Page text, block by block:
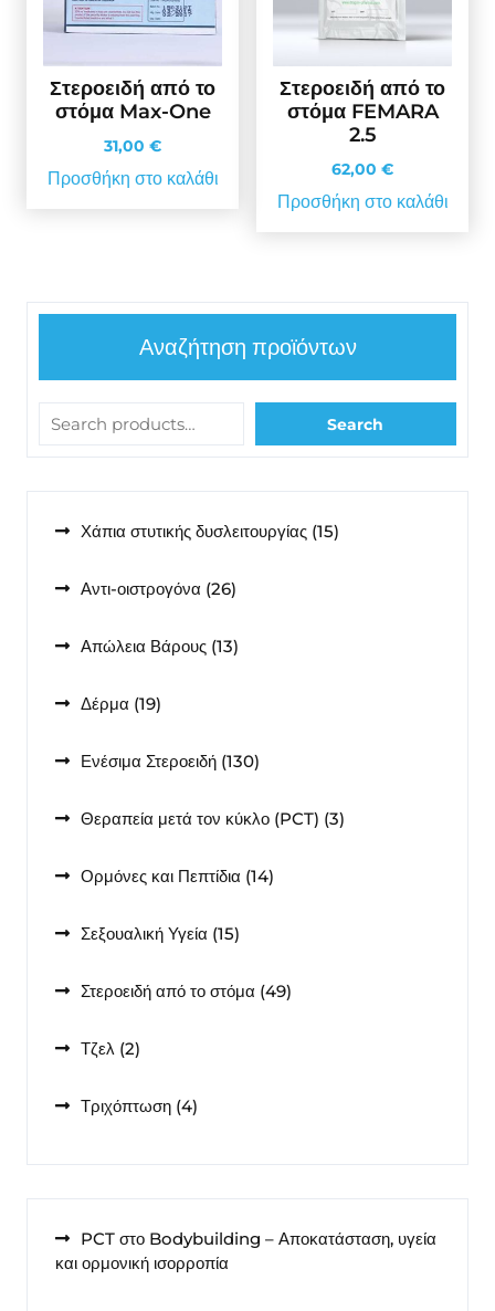
Στεροειδή από το
στόμα Max-One
31,00 €
Προσθήκη στο καλάθι
Στεροειδή από το
στόμα FEMARA
2.5
62,00 €
Προσθήκη στο καλάθι
Αναζήτηση προϊόντων
Search
Χάπια στυτικής δυσλειτουργίας 1515
Αντι-οιστρογόνα 2626
Απώλεια Βάρους 1313
Δέρμα 1919
Ενέσιμα Στεροειδή 130130
Θεραπεία μετά τον κύκλο (PCT) 33
Ορμόνες και Πεπτίδια 1414
Σεξουαλική Υγεία 1515
Στεροειδή από το στόμα 4949
Τζελ 22
Τριχόπτωση 44
PCT στο Bodybuilding – Αποκατάσταση, υγεία
και ορμονική ισορροπία